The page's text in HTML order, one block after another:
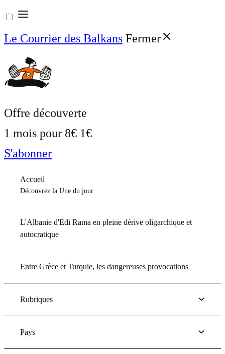
Aller
au
contenu
Le Courrier des Balkans Fermer
Offre découverte
1 mois pour 8€ 1€
S'abonner
Accueil
Découvrez la Une du jour
L'Albanie d'Edi Rama en pleine dérive oligarchique et
autocratique
Entre Grèce et Turquie, les dangereuses provocations
Rubriques
Pays